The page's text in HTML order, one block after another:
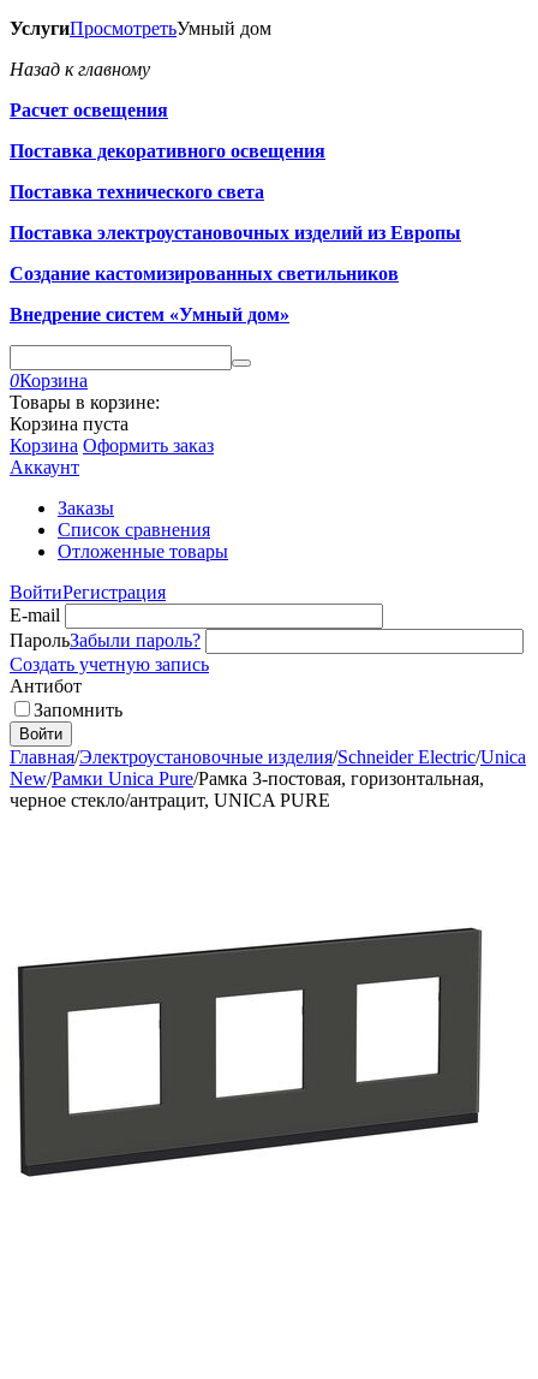
УслугиПросмотретьУмный дом
Назад к главному
Расчет освещения
Поставка декоративного освещения
Поставка технического света
Поставка электроустановочных изделий из Европы
Создание кастомизированных светильников
Внедрение систем «Умный дом»
0Корзина
Товары в корзине:
Корзина пуста
Корзина Оформить заказ
Аккаунт
Заказы
Список сравнения
Отложенные товары
ВойтиРегистрация
E-mail
ПарольЗабыли пароль?
Создать учетную запись
Антибот
Запомнить
Войти
Главная/Электроустановочные изделия/Schneider Electric/Unica
New/Рамки Unica Pure/Рамка 3-постовая, горизонтальная,
черное стекло/антрацит, UNICA PURE